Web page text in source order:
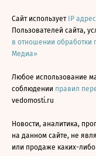
Сайт использует IP
Пользователей сайта,
в отношении обработки
Медиа»
Любое использование
соблюдении правил
vedomosti.ru
Новости, аналитика,
на данном сайте, не
или продаже каких-либо